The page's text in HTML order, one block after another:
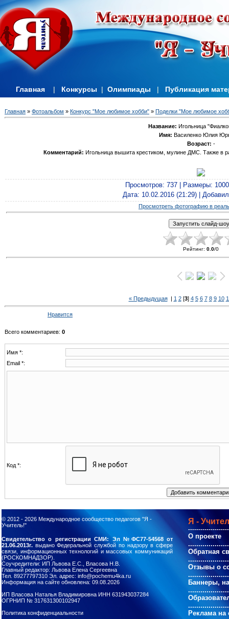
Главная | Конкурсы | Олимпиады | Публикация
Главная » Фотоальбом » Конкурс "Мое любимое хобби" » Поделки "Мое любимое
Название: Игольница
Имя: Василенко Юлия
Возраст: -
Комментарий: Игольница вышита крестиком, мулине ДМС. Также в
Просмотров: 737 | Размеры:
Дата: 10.02.2016 (21:29) | Добавил
Просмотреть фотографию в
Рейтинг: 0.0/0
« Предыдущая| 1 2[3] 4 5 6 7 8 9 10
Нравится
Всего комментариев: 0
Имя *:
Email *:
Код *:
© 2012 - 2026 Международное сообщество педагогов "Я -
Учитель!"
Я -
О проекте
Обратная
Отзывы о
Баннеры,
Реклама на
Свидетельство о регистрации СМИ: Эл №ФС77-54568 от
21.06.2013г. выдано Федеральной службой по надзору в сфере
связи, информационных технологий и массовых коммуникаций
(РОСКОМНАДЗОР).
Соучредители: ИП Львова Е.С., Власова Н.В.
Главный редактор: Львова Елена Сергеевна
Тел. 89277797310 Эл. адрес: info@pochemu4ka.ru
Информация на сайте обновлена: 09.08.2026
ИП Власова Наталья Владимировна ИНН 631943037284
ОГРНИП № 317631300102947
Политика конфиденциальности